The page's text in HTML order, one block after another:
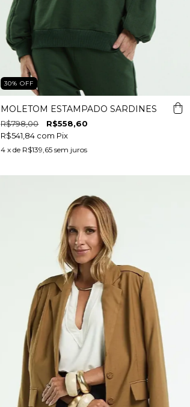
30%OFF
MOLETOM ESTAMPADO SARDINES
R$798,00
R$558,60
R$541,84 com Pix
4 x de R$139,65 sem juros